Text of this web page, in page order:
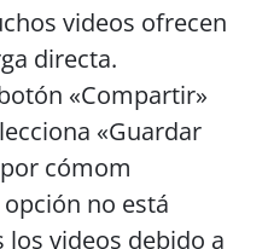
videos ofrecen
directa.
«Compartir»
«Guardar
cómom
no está
videos debido a